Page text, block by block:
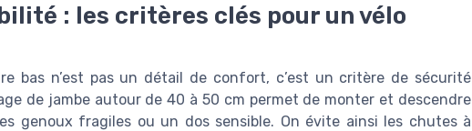
: les critères clés pour un vélo
bas n’est pas un détail de confort, c’est un critère de sécurité
de jambe autour de 40 à 50 cm permet de monter et descendre
genoux fragiles ou un dos sensible. On évite ainsi les chutes à